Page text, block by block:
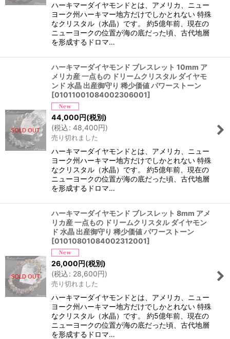
ハーキマーダイヤモンドとは、アメリカ、ニュー
ヨーク州ハーキマー地方だけでしかとれない 特殊
なクリスタル（水晶）です。 約5億年前、現在の
ニューヨークの位置が海の底だった頃、古代地層
を形成するドロマ…
ハーキマーダイヤモンド ブレスレット 10mm ア
メリカ産 一点もの ドリームクリスタル ダイヤモ
ンド 水晶 出産御守り 稀少価値 パワーストーン
[01011001084002306001]
44,000円(税別)
(税込: 48,400円)
売り切れました
ハーキマーダイヤモンドとは、アメリカ、ニュー
ヨーク州ハーキマー地方だけでしかとれない 特殊
なクリスタル（水晶）です。 約5億年前、現在の
ニューヨークの位置が海の底だった頃、古代地層
を形成するドロマ…
ハーキマーダイヤモンド ブレスレット 8mm アメ
リカ産 一点もの ドリームクリスタル ダイヤモン
ド 水晶 出産御守り 稀少価値 パワーストーン
[01010801084002312001]
26,000円(税別)
(税込: 28,600円)
売り切れました
ハーキマーダイヤモンドとは、アメリカ、ニュー
ヨーク州ハーキマー地方だけでしかとれない 特殊
なクリスタル（水晶）です。 約5億年前、現在の
ニューヨークの位置が海の底だった頃、古代地層
を形成するドロマ…